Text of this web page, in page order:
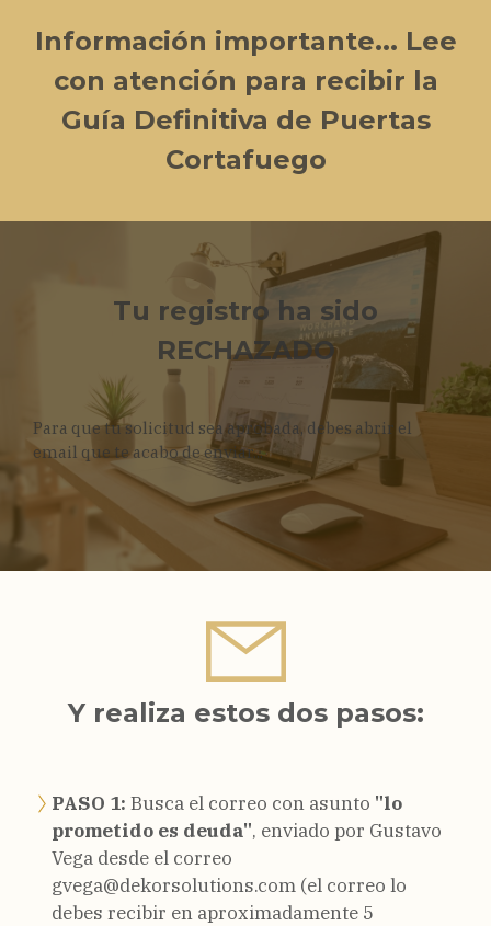
Información importante... Lee
con atención para recibir la
Guía Definitiva de Puertas
Cortafuego
Tu registro ha sido
RECHAZADO
Para que tu solicitud sea aprobada, debes abrir el
email que te acabo de enviar...
Y realiza estos dos pasos:
PASO 1: Busca el correo con asunto "lo
prometido es deuda", enviado por Gustavo
Vega desde el correo
gvega@dekorsolutions.com (el correo lo
debes recibir en aproximadamente 5